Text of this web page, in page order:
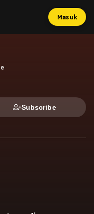
Masuk
Subscribe